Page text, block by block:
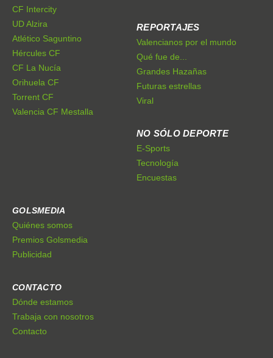
CF Intercity
UD Alzira
Atlético Saguntino
Hércules CF
CF La Nucía
Orihuela CF
Torrent CF
Valencia CF Mestalla
REPORTAJES
Valencianos por el mundo
Qué fue de...
Grandes Hazañas
Futuras estrellas
Viral
NO SÓLO DEPORTE
E-Sports
Tecnología
Encuestas
GOLSMEDIA
Quiénes somos
Premios Golsmedia
Publicidad
CONTACTO
Dónde estamos
Trabaja con nosotros
Contacto